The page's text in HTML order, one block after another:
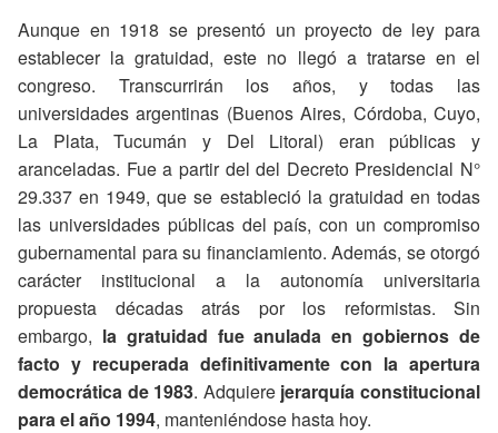
Aunque en 1918 se presentó un proyecto de ley para
establecer la gratuidad, este no llegó a tratarse en el
congreso. Transcurrirán los años, y todas las
universidades argentinas (Buenos Aires, Córdoba, Cuyo,
La Plata, Tucumán y Del Litoral) eran públicas y
aranceladas. Fue a partir del del Decreto Presidencial N°
29.337 en 1949, que se estableció la gratuidad en todas
las universidades públicas del país, con un compromiso
gubernamental para su financiamiento. Además, se otorgó
carácter institucional a la autonomía universitaria
propuesta décadas atrás por los reformistas. Sin
embargo, la gratuidad fue anulada en gobiernos de
facto y recuperada definitivamente con la apertura
democrática de 1983. Adquiere jerarquía constitucional
para el año 1994, manteniéndose hasta hoy.